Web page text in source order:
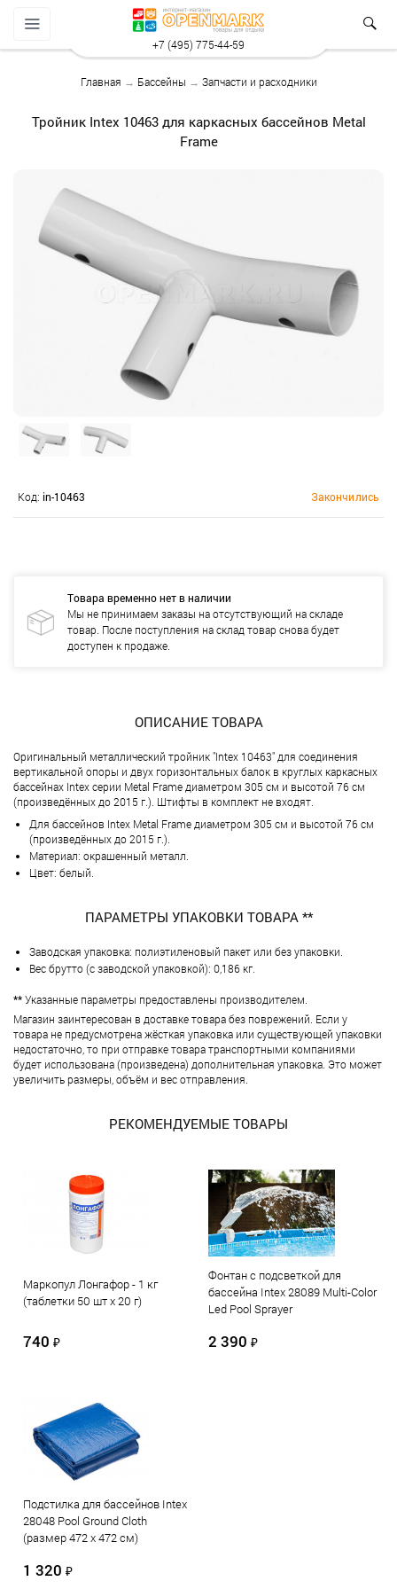
+7 (495) 775-44-59
Главная → Бассейны → Запчасти и расходники
Тройник Intex 10463 для каркасных бассейнов Metal
Frame
Код: in-10463 Закончились
Товара временно нет в наличии
Мы не принимаем заказы на отсутствующий на складе
товар. После поступления на склад товар снова будет
доступен к продаже.
ОПИСАНИЕ ТОВАРА
Оригинальный металлический тройник "Intex 10463" для соединения
вертикальной опоры и двух горизонтальных балок в круглых каркасных
бассейнах Intex серии Metal Frame диаметром 305 см и высотой 76 см
(произведённых до 2015 г.). Штифты в комплект не входят.
Для бассейнов Intex Metal Frame диаметром 305 см и высотой 76 см
(произведённых до 2015 г.).
Материал: окрашенный металл.
Цвет: белый.
ПАРАМЕТРЫ УПАКОВКИ ТОВАРА **
Заводская упаковка: полиэтиленовый пакет или без упаковки.
Вес брутто (с заводской упаковкой): 0,186 кг.
**Указанные параметры предоставлены производителем.
Магазин заинтересован в доставке товара без поврежений. Если у
товара не предусмотрена жёсткая упаковка или существующей упаковки
недостаточно, то при отправке товара транспортными компаниями
будет использована (произведена) дополнительная упаковка. Это может
увеличить размеры, объём и вес отправления.
РЕКОМЕНДУЕМЫЕ ТОВАРЫ
Маркопул Лонгафор - 1 кг
(таблетки 50 шт х 20 г)
740 ₽
Фонтан с подсветкой для
бассейна Intex 28089 Multi-Color
Led Pool Sprayer
2 390 ₽
Подстилка для бассейнов Intex
28048 Pool Ground Cloth
(размер 472 х 472 см)
1 320 ₽